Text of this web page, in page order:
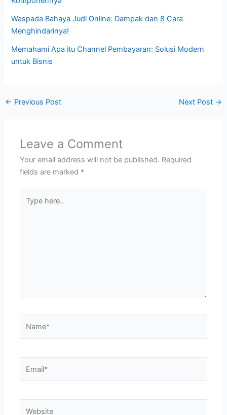
Waspada Bahaya Judi Online: Dampak dan 8 Cara
Menghindarinya!
Memahami Apa itu Channel Pembayaran: Solusi Modern
untuk Bisnis
← Previous Post Next Post →
Leave a Comment
Your email address will not be published. Required
fields are marked *
here..